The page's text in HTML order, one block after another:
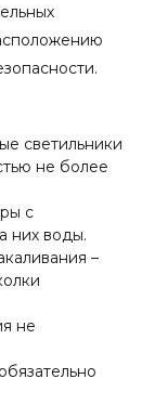
светильники
не более
с
них воды.
–
не